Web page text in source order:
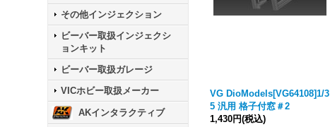
その他インジェクション
ビーバー取扱インジェクシ
ョンキット
ビーバー取扱ガレージ
VICホビー取扱メーカー
AKインタラクティブ
VG DioModels[VG64108]1/3
5 汎用 格子付窓＃2
1,430円(税込)